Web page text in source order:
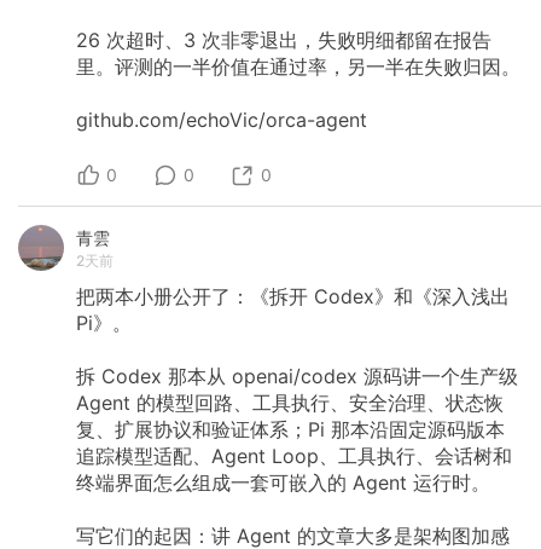
26 次超时、3 次非零退出，失败明细都留在报告
里。评测的一半价值在通过率，另一半在失败归因。
github.com/echoVic/orca-agent
0 0 0
青雲
2天前
把两本小册公开了：《拆开 Codex》和《深入浅出
Pi》。
拆 Codex 那本从 openai/codex 源码讲一个生产级
Agent 的模型回路、工具执行、安全治理、状态恢
复、扩展协议和验证体系；Pi 那本沿固定源码版本
追踪模型适配、Agent Loop、工具执行、会话树和
终端界面怎么组成一套可嵌入的 Agent 运行时。
写它们的起因：讲 Agent 的文章大多是架构图加感